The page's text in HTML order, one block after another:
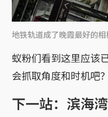
地铁轨道成了晚霞最好的相
蚁粉们看到这里应该
会抓取角度和时机吧？
下一站：滨海